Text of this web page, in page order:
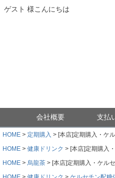
ゲスト 様こんにちは
会社概要 支払
HOME 定期購入
[本店]定期購入・ケ
HOME
健康ドリンク
[本店]定期購入
HOME
烏龍茶
[本店]定期購入・ケル